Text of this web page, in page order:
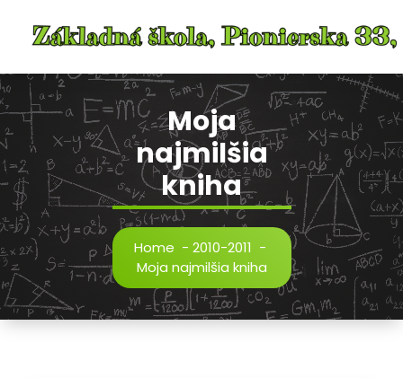
content
Moja
najmilšia
kniha
Home - 2010-2011 -
Moja najmilšia kniha